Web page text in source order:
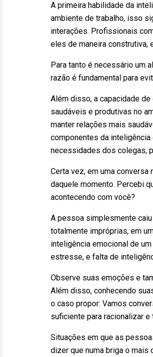
A primeira habilidade da
ambiente de trabalho, isso
interações. Profissionais
eles de maneira construtiva,
Para tanto é necessário um
razão é fundamental para
Além disso, a capacidade
saudáveis e produtivas no
manter relações mais
componentes da
necessidades dos colegas,
Certa vez, em uma
daquele momento. Percebi
acontecendo com você?
A pessoa simplesmente
totalmente impróprias, em
inteligência emocional de
estresse, e falta de
Observe suas emoções e
Além disso, conhecendo
o caso propor: Vamos
suficiente para racionalizar
Situações em que as
dizer que numa briga o